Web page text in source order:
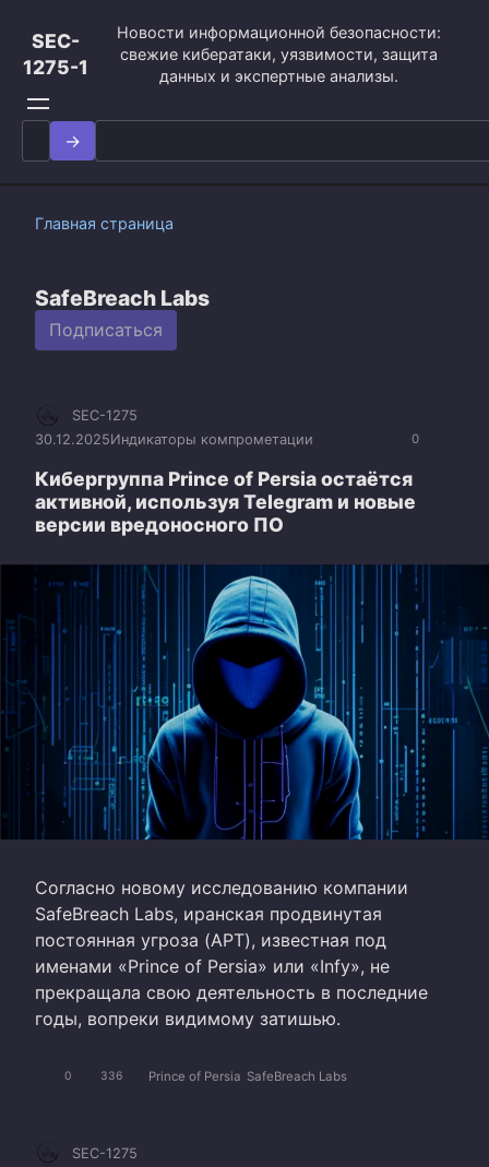
контенту
SEC-
1275-1
Новости информационной безопасности:
свежие кибератаки, уязвимости, защита
данных и экспертные анализы.
Search
for:
Главная страница
SafeBreach Labs
Подписаться
0
SEC-1275
30.12.2025Индикаторы компрометации
Кибергруппа Prince of Persia остаётся
активной, используя Telegram и новые
версии вредоносного ПО
Согласно новому исследованию компании
SafeBreach Labs, иранская продвинутая
постоянная угроза (APT), известная под
именами «Prince of Persia» или «Infy», не
прекращала свою деятельность в последние
годы, вопреки видимому затишью.
0 336 Prince of Persia SafeBreach Labs
SEC-1275